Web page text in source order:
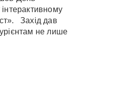
Захід дав
не лише